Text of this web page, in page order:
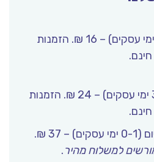
קרובה לביתך (6-9 ימי עסקים) – 16 ₪. הזמנות
שליח עד הבית (3-5 ימי עסקים) – 24 ₪. הזמנות
– 37 ₪.
למשלוח מהיר.